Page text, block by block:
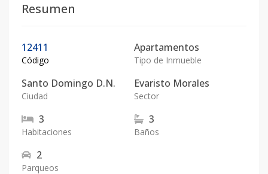
Resumen
12411
Código
Apartamentos
Tipo de Inmueble
Santo Domingo D.N.
Ciudad
Evaristo Morales
Sector
3
Habitaciones
3
Baños
2
Parqueos